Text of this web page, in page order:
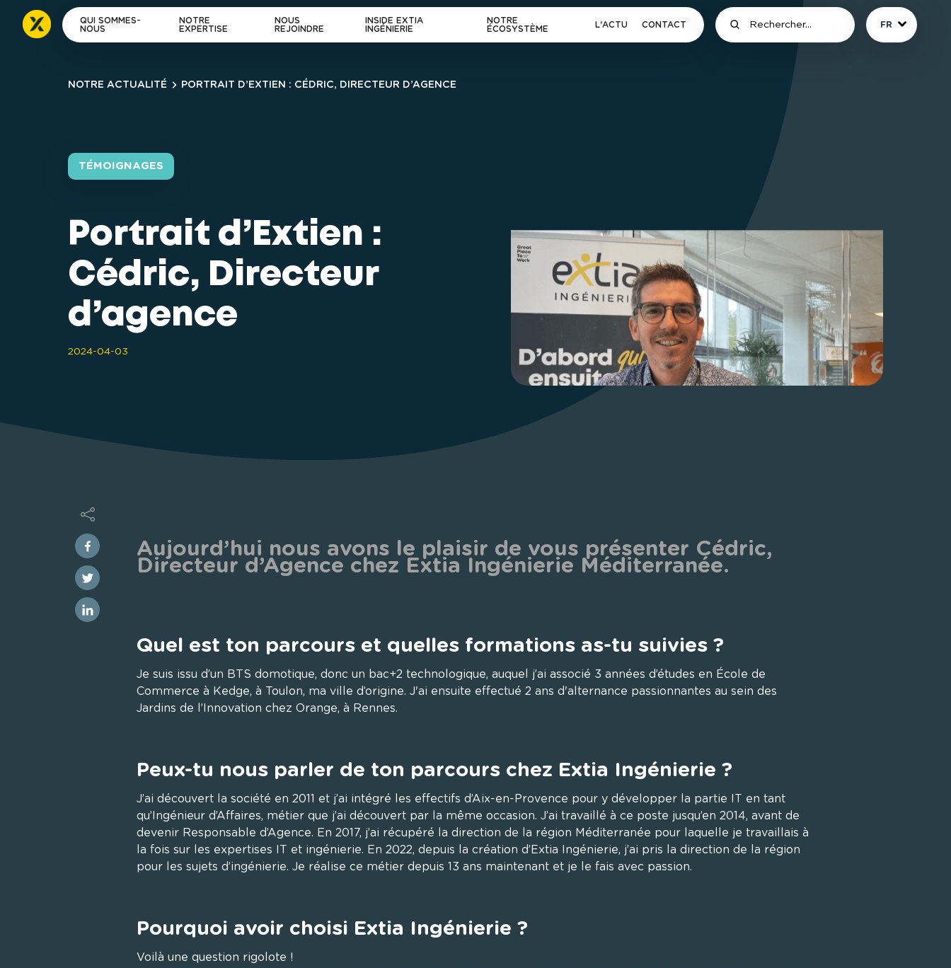
QUI SOMMES-
NOUS
NOTRE
EXPERTISE
NOUS
REJOINDRE
INSIDE EXTIA
INGÉNIERIE
NOTRE
ÉCOSYSTÈME
L'ACTU CONTACT FR
NOTRE ACTUALITÉ PORTRAIT D’EXTIEN : CÉDRIC, DIRECTEUR D’AGENCE
TÉMOIGNAGES
Portrait d’Extien :
Cédric, Directeur
d’agence
2024-04-03
Aujourd’hui nous avons le plaisir de vous présenter Cédric,
Directeur d’Agence chez Extia Ingénierie Méditerranée.
Quel est ton parcours et quelles formations as-tu suivies ?
Je suis issu d’un BTS domotique, donc un bac+2 technologique, auquel j’ai associé 3 années d’études en École de
Commerce à Kedge, à Toulon, ma ville d’origine. J'ai ensuite effectué 2 ans d'alternance passionnantes au sein des
Jardins de l’Innovation chez Orange, à Rennes.
Peux-tu nous parler de ton parcours chez Extia Ingénierie ?
J’ai découvert la société en 2011 et j’ai intégré les effectifs d’Aix-en-Provence pour y développer la partie IT en tant
qu’Ingénieur d’Affaires, métier que j’ai découvert par la même occasion. J’ai travaillé à ce poste jusqu’en 2014, avant de
devenir Responsable d’Agence. En 2017, j’ai récupéré la direction de la région Méditerranée pour laquelle je travaillais à
la fois sur les expertises IT et ingénierie. En 2022, depuis la création d’Extia Ingénierie, j’ai pris la direction de la région
pour les sujets d’ingénierie. Je réalise ce métier depuis 13 ans maintenant et je le fais avec passion.
Pourquoi avoir choisi Extia Ingénierie ?
Voilà une question rigolote !